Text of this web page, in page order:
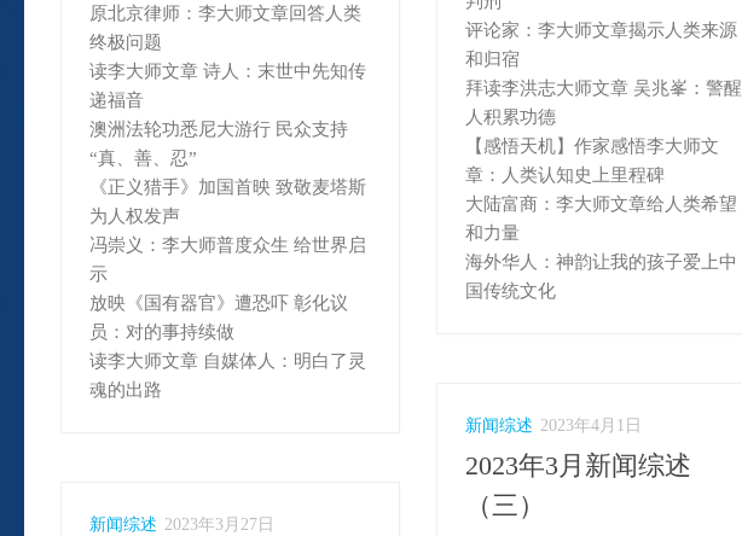
原北京律师：李大师文章回答人类
终极问题
读李大师文章 诗人：末世中先知传
递福音
澳洲法轮功悉尼大游行 民众支持
“真、善、忍”
《正义猎手》加国首映 致敬麦塔斯
为人权发声
冯崇义：李大师普度众生 给世界启
示
放映《国有器官》遭恐吓 彰化议
员：对的事持续做
读李大师文章 自媒体人：明白了灵
魂的出路
评论家：李大师文章揭示人类来源
和归宿
拜读李洪志大师文章 吴兆峯：警醒
人积累功德
【感悟天机】作家感悟李大师文
章：人类认知史上里程碑
大陆富商：李大师文章给人类希望
和力量
海外华人：神韵让我的孩子爱上中
国传统文化
新闻综述 2023年4月1日
2023年3月新闻综述
（三）
新闻综述 2023年3月27日